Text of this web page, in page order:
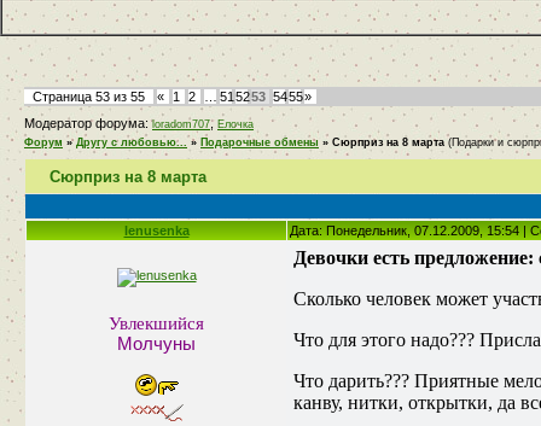
Страница 53 из 55 « 1 2 51 5253 5455»
Модератор форума: loradom707, Елочка
Форум » Другу с любовью... » Подарочные обмены » Сюрприз на 8 марта (Подарки и
Сюрприз на 8 марта
lenusenka Дата: Понедельник, 07.12.2009, 15:54 |
Увлекшийся
Молчуны
Девочки есть
Сколько человек может
Что для этого надо???
Что дарить??? Приятные
канву, нитки, открытки, да